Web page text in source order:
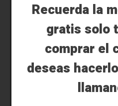
Recuerda la
gratis solo
comprar el
deseas